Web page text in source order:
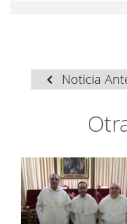
Noticia